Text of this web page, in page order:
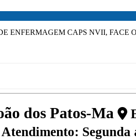
ENFERMAGEM CAPS NVII, FACE
dos Patos-Ma
Segunda